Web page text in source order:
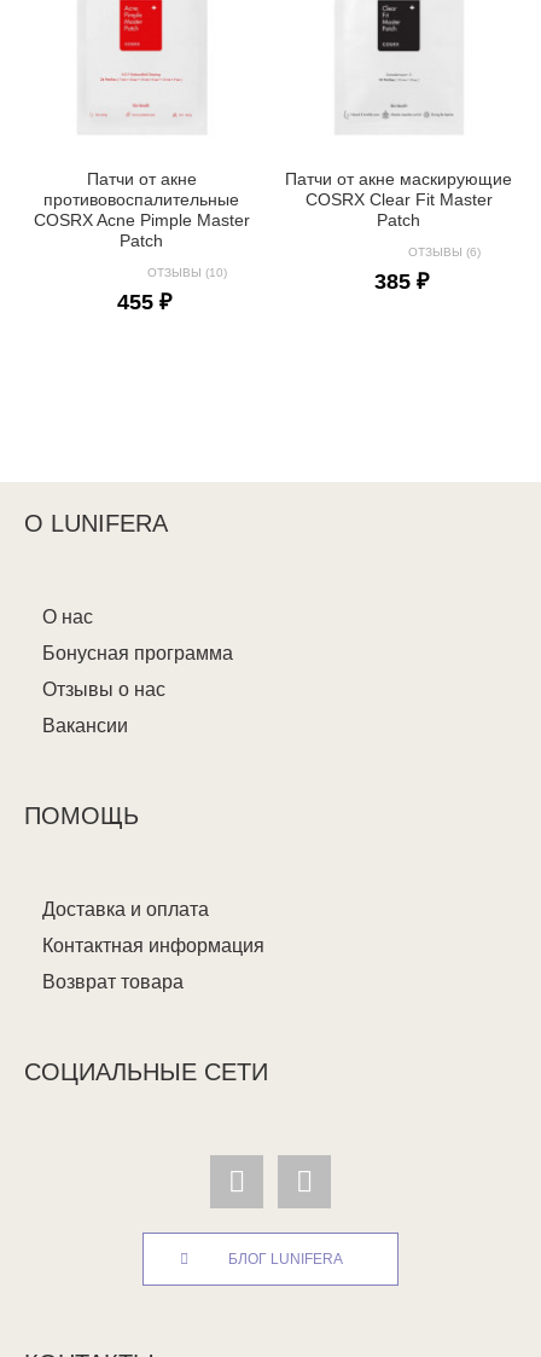
Патчи от акне
противовоспалительные
COSRX Acne Pimple Master
Patch
ОТЗЫВЫ (10)
455 ₽
Патчи от акне маскирующие
COSRX Clear Fit Master
Patch
ОТЗЫВЫ (6)
385 ₽
О LUNIFERA
О нас
Бонусная программа
Отзывы о нас
Вакансии
ПОМОЩЬ
Доставка и оплата
Контактная информация
Возврат товара
СОЦИАЛЬНЫЕ СЕТИ
БЛОГ LUNIFERA